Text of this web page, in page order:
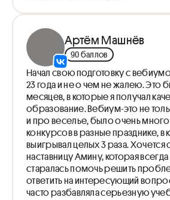
Артём Машнёв
90 баллов
Начал свою подготовку с
23 года и не о чем не жалею. Это
месяцев, в которые я получал
образование. Вебиум-это не
и про веселье, было очень много
конкурсов в разные празднике, в
выигрывал целых 3 раза. Хочется
наставницу Амину, которая
старалась помочь решить
ответить на интересующий
часто разбавляла серьезную